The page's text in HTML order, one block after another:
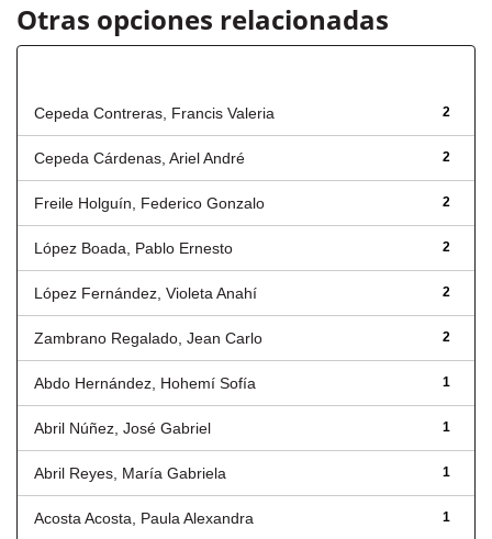
Otras opciones relacionadas
2
Cepeda Contreras, Francis Valeria
2
Cepeda Cárdenas, Ariel André
2
Freile Holguín, Federico Gonzalo
2
López Boada, Pablo Ernesto
2
López Fernández, Violeta Anahí
2
Zambrano Regalado, Jean Carlo
1
Abdo Hernández, Hohemí Sofía
1
Abril Núñez, José Gabriel
1
Abril Reyes, María Gabriela
1
Acosta Acosta, Paula Alexandra